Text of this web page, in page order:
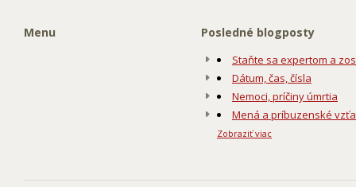
Menu Posledné blogposty
Staňte sa expertom a
Dátum, čas, čísla
Nemoci, príčiny úmrtia
Mená a príbuzenské
Zobraziť viac